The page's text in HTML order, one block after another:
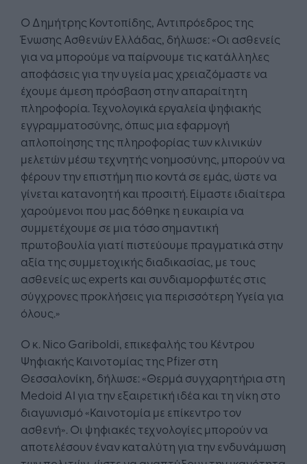
O Δημήτρης Κοντοπίδης, Αντιπρόεδρος της
Ένωσης Ασθενών Ελλάδας, δήλωσε: «Οι ασθενείς
για να μπορούμε να παίρνουμε τις κατάλληλες
αποφάσεις για την υγεία μας χρειαζόμαστε να
έχουμε άμεση πρόσβαση στην απαραίτητη
πληροφορία. Τεχνολογικά εργαλεία ψηφιακής
εγγραμματοσύνης, όπως μια εφαρμογή
απλοποίησης της πληροφορίας των κλινικών
μελετών μέσω τεχνητής νοημοσύνης, μπορούν να
φέρουν την επιστήμη πιο κοντά σε εμάς, ώστε να
γίνεται κατανοητή και προσιτή. Είμαστε ιδιαίτερα
χαρούμενοι που μας δόθηκε η ευκαιρία να
συμμετέχουμε σε μια τόσο σημαντική
πρωτοβουλία γιατί πιστεύουμε πραγματικά στην
αξία της συμμετοχικής διαδικασίας, με τους
ασθενείς ως experts και συνδιαμορφωτές στις
σύγχρονες προκλήσεις για περισσότερη Υγεία για
όλους.»
Ο κ. Νico Gariboldi, επικεφαλής του Κέντρου
Ψηφιακής Καινοτομίας της Pfizer στη
Θεσσαλονίκη, δήλωσε: «Θερμά συγχαρητήρια στη
Medoid AI για την εξαιρετική ιδέα και τη νίκη στο
διαγωνισμό «Καινοτομία με επίκεντρο τον
ασθενή». Οι ψηφιακές τεχνολογίες μπορούν να
αποτελέσουν έναν καταλύτη για την ενδυνάμωση